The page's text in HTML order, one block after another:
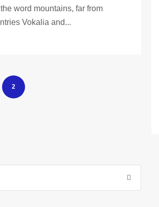
word mountains, far from
Vokalia and...
2